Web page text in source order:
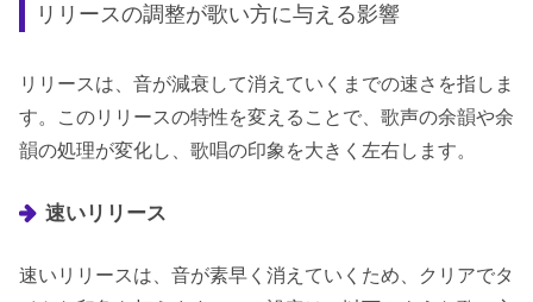
リリースの調整が歌い方に与える影響
リリースは、音が減衰して消えていくまでの速さを指しま
す。このリリースの特性を変えることで、歌声の余韻や余
韻の処理が変化し、歌唱の印象を大きく左右します。
速いリリース
速いリリースは、音が素早く消えていくため、クリアでタ